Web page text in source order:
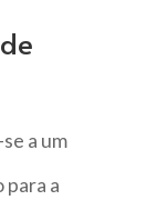
a um
para a